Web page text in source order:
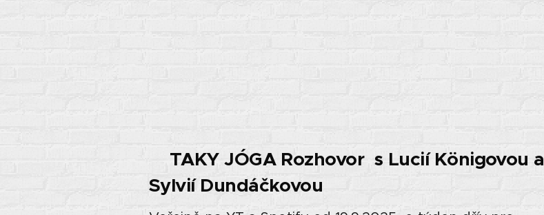
TAKY JÓGA Rozhovor s Lucií Königovou a
Sylvií Dundáčkovou